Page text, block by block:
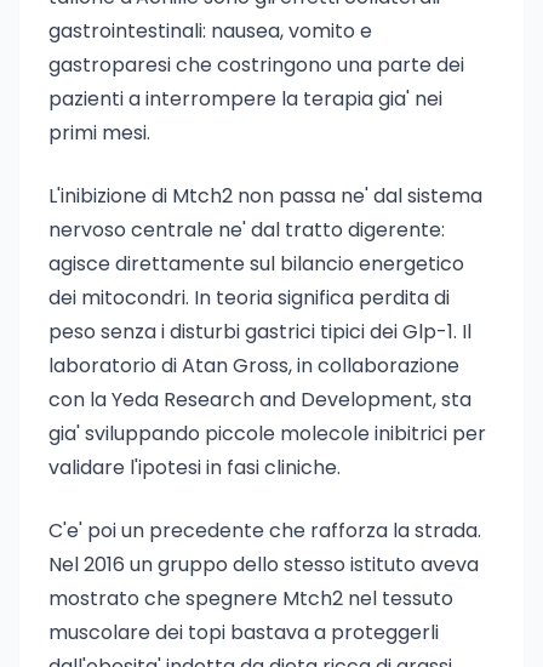
gastrointestinali: nausea, vomito e
gastroparesi che costringono una parte dei
pazienti a interrompere la terapia gia' nei
primi mesi.
L'inibizione di Mtch2 non passa ne' dal sistema
nervoso centrale ne' dal tratto digerente:
agisce direttamente sul bilancio energetico
dei mitocondri. In teoria significa perdita di
peso senza i disturbi gastrici tipici dei Glp-1. Il
laboratorio di Atan Gross, in collaborazione
con la Yeda Research and Development, sta
gia' sviluppando piccole molecole inibitrici per
validare l'ipotesi in fasi cliniche.
C'e' poi un precedente che rafforza la strada.
Nel 2016 un gruppo dello stesso istituto aveva
mostrato che spegnere Mtch2 nel tessuto
muscolare dei topi bastava a proteggerli